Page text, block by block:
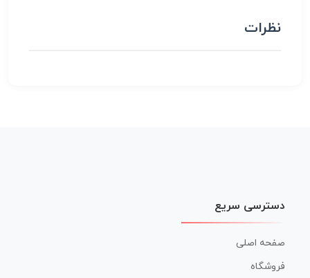
نظرات
دسترسی سریع
صفحه اصلی
فروشگاه